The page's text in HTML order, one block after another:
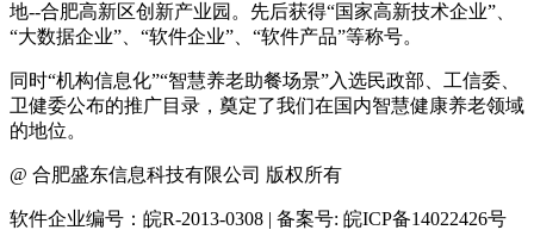
地--合肥高新区创新产业园。先后获得“国家高新技术企业”、
“大数据企业”、“软件企业”、“软件产品”等称号。
同时“机构信息化”“智慧养老助餐场景”入选民政部、工信委、
卫健委公布的推广目录，奠定了我们在国内智慧健康养老领域
的地位。
@ 合肥盛东信息科技有限公司 版权所有
软件企业编号：皖R-2013-0308 | 备案号: 皖ICP备14022426号